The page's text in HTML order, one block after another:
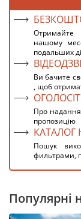
Отримайте
нашому
подальших
Ви бачите
, щоб
Про
пропозицію
КАТАЛОГ
Пошук
фильтрами,
Популярні